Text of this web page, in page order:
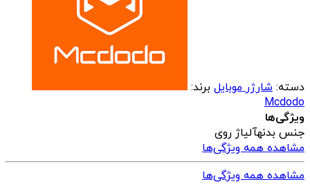
دسته: شارژر موبایل برند:
Mcdodo
ویژگی‌ها
جنس بدنهآلیاژ روی
مشاهده همه ویژگی‌ها
مشاهده همه ویژگی‌ها